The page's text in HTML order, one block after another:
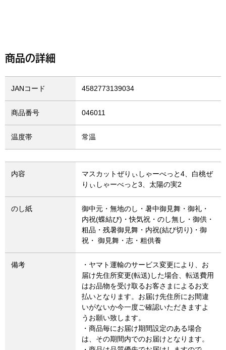
商品の詳細
JANコード 4582773139034
商品番号 046011
温度帯 常温
内容
マスカットぜりぃしゃーべっと4、白桃ぜ
りぃしゃーべっと3、太陽の実2
のし紙
御中元・無地のし・暑中御見舞・御礼・
内祝(蝶結び)・快気祝・のし無し・御供・
粗品・残暑御見舞・内祝(結び切り)・御
祝・ 御見舞・志・粗供養
備考
・ヤマト運輸のサービス変更により、お
届け先住所変更(転送)した場合、転送費用
はお品物を受け取るお客さまによるお支
払いとなります。お届け先住所にお間違
いがないか今一度ご確認いただきますよ
うお願い致します。
・商品毎にお届け期間設定のある場合
は、その期間内でのお届けとなります。